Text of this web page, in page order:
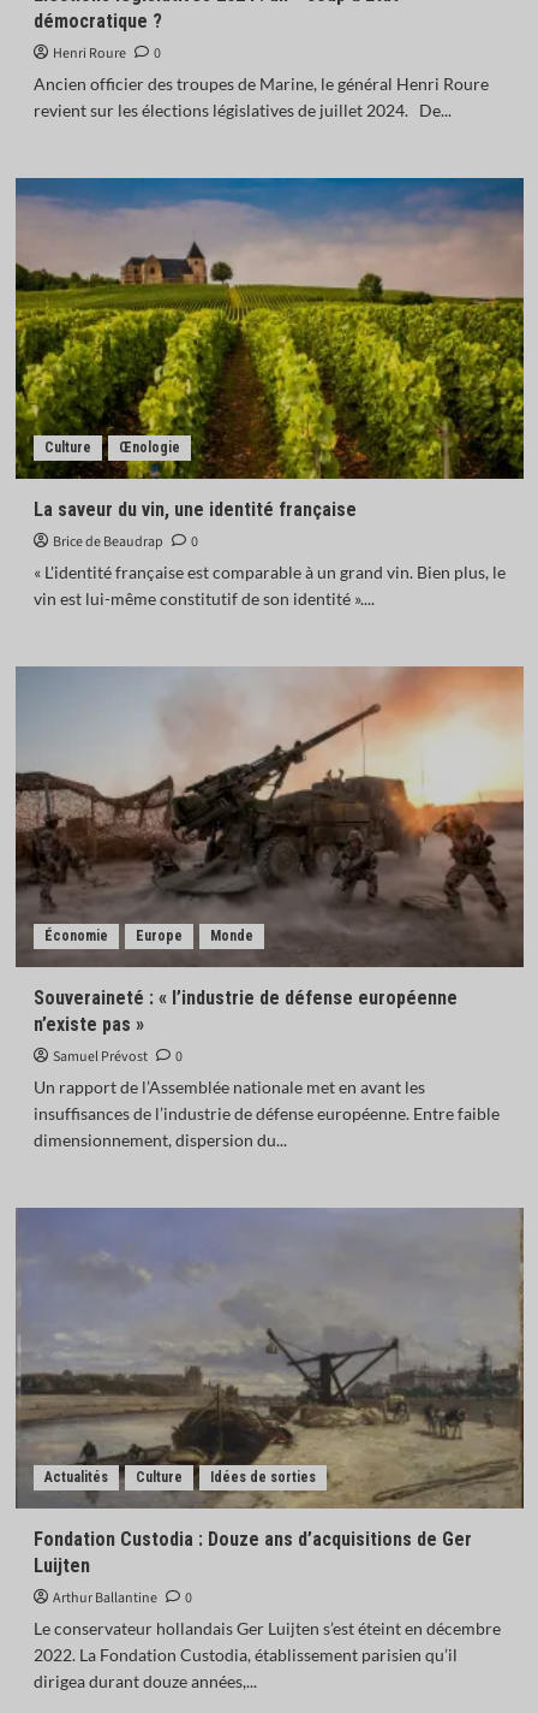
démocratique ?
Henri Roure
0
Ancien officier des troupes de Marine, le général Henri Roure
revient sur les élections législatives de juillet 2024. De...
Culture Œnologie
La saveur du vin, une identité française
Brice de Beaudrap
0
« L'identité française est comparable à un grand vin. Bien plus, le
vin est lui-même constitutif de son identité »....
Économie Europe Monde
Souveraineté : « l’industrie de défense européenne
n’existe pas »
Samuel Prévost
0
Un rapport de l’Assemblée nationale met en avant les
insuffisances de l’industrie de défense européenne. Entre faible
dimensionnement, dispersion du...
Actualités Culture Idées de sorties
Fondation Custodia : Douze ans d’acquisitions de Ger
Luijten
Arthur Ballantine
0
Le conservateur hollandais Ger Luijten s’est éteint en décembre
2022. La Fondation Custodia, établissement parisien qu’il
dirigea durant douze années,...